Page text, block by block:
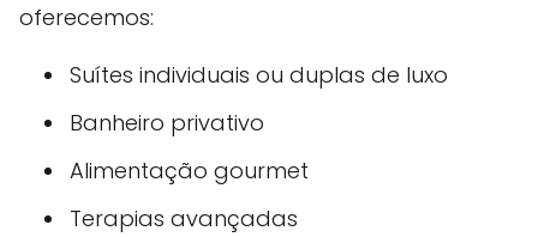
oferecemos:
Suítes individuais ou duplas de luxo
Banheiro privativo
Alimentação gourmet
Terapias avançadas